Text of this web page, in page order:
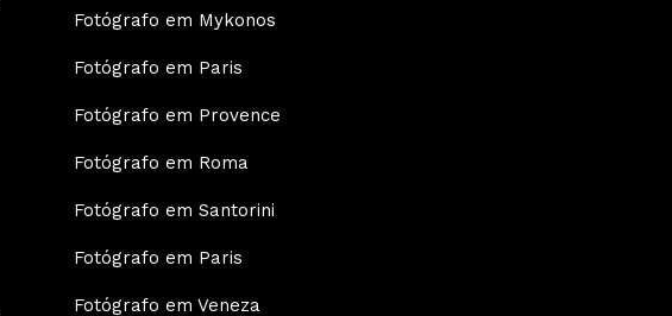
Fotógrafo em Mykonos
Fotógrafo em Paris
Fotógrafo em Provence
Fotógrafo em Roma
Fotógrafo em Santorini
Fotógrafo em Paris
Fotógrafo em Veneza